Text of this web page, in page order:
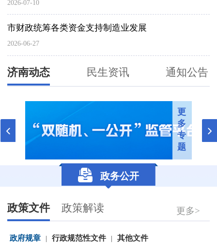
2026-07-10
市财政统筹各类资金支持制造业发展
2026-06-27
济南动态 民生资讯 通知公告
更
多
专
题
政务公开
政策文件 政策解读 更多>
政府规章 | 行政规范性文件 | 其他文件